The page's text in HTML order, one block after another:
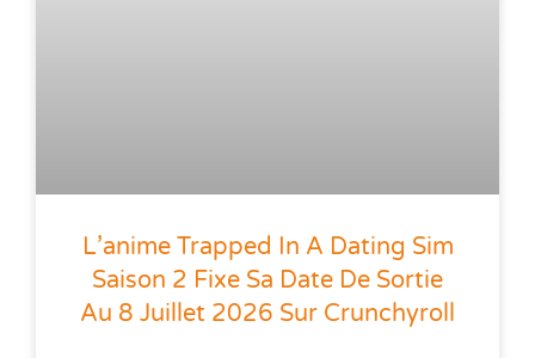
L’anime Trapped In A Dating Sim
Saison 2 Fixe Sa Date De Sortie
Au 8 Juillet 2026 Sur Crunchyroll